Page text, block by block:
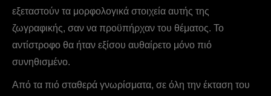
εξεταστούν τα μορφολογικά στοιχεία αυτής της
ζωγραφικής, σαν να προϋπήρχαν του θέματος. Το
αντίστροφο θα ήταν εξίσου αυθαίρετο μόνο πιό
συνηθισμένο.
Από τα πιό σταθερά γνωρίσματα, σε όλη την έκταση του